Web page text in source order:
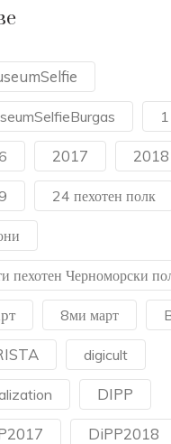
2017 2018
24 пехотен полк
пехотен Черноморски
8ми март
digicult
DIPP
DiPP2018